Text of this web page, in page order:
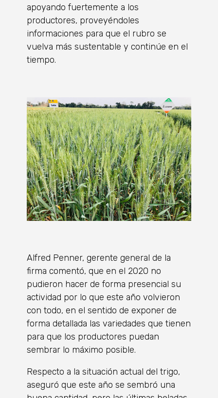
apoyando fuertemente a los
productores, proveyéndoles
informaciones para que el rubro se
vuelva más sustentable y continúe en el
tiempo.
Alfred Penner, gerente general de la
firma comentó, que en el 2020 no
pudieron hacer de forma presencial su
actividad por lo que este año volvieron
con todo, en el sentido de exponer de
forma detallada las variedades que tienen
para que los productores puedan
sembrar lo máximo posible.
Respecto a la situación actual del trigo,
aseguró que este año se sembró una